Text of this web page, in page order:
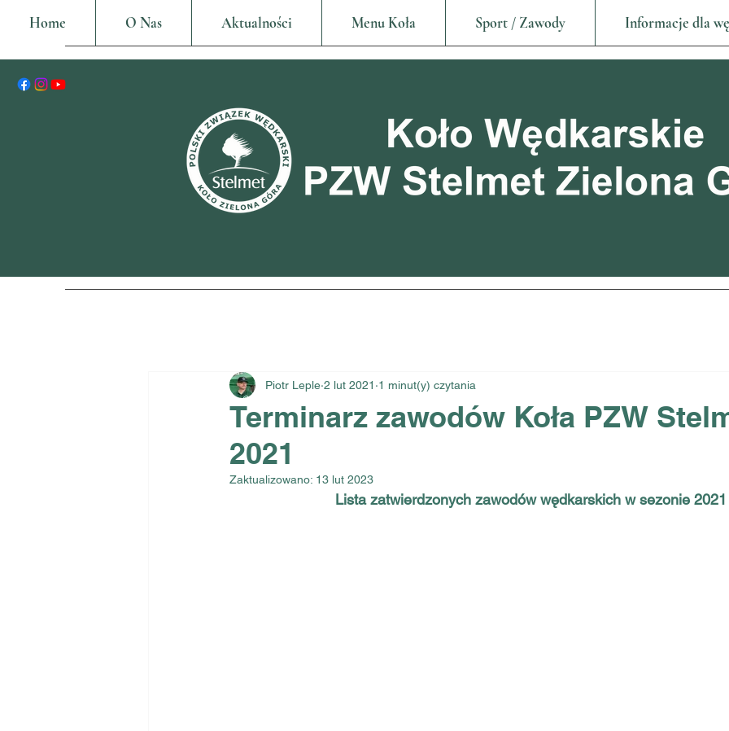
Home O Nas Aktualności Menu Koła Sport / Zawody Informacje dla
Terminarz zawodów Koła PZW
2021
Piotr Leple 2 lut 2021 1 minut(y) czytania
Zaktualizowano: 13 lut 2023
Lista zatwierdzonych zawodów wędkarskich w sezonie 2021